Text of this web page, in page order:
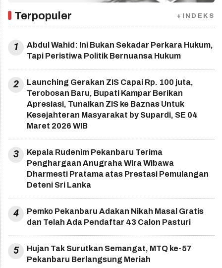
Terpopuler +INDEKS
1
Abdul Wahid: Ini Bukan Sekadar Perkara Hukum,
Tapi Peristiwa Politik Bernuansa Hukum
2
Launching Gerakan ZIS Capai Rp. 100 juta,
Terobosan Baru, Bupati Kampar Berikan
Apresiasi, Tunaikan ZIS ke Baznas Untuk
Kesejahteran Masyarakat by Supardi, SE 04
Maret 2026 WIB
3
Kepala Rudenim Pekanbaru Terima
Penghargaan Anugraha Wira Wibawa
Dharmesti Pratama atas Prestasi Pemulangan
Deteni Sri Lanka
4
Pemko Pekanbaru Adakan Nikah Masal Gratis
dan Telah Ada Pendaftar 43 Calon Pasturi
5
Hujan Tak Surutkan Semangat, MTQ ke-57
Pekanbaru Berlangsung Meriah